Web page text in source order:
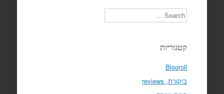
Search
קטגוריות
Blogroll
ביקורת, reviews